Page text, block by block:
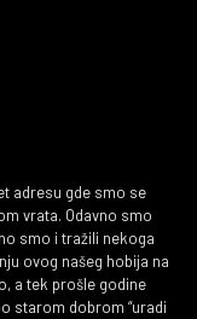
adresu gde smo se
vrata. Odavno smo
smo i tražili nekoga
ovog našeg hobija na
a tek prošle godine
starom dobrom “uradi